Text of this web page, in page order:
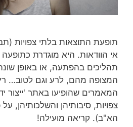
תופעת התוצאות בלתי צפויות
אי הוודאות. היא מוגדרת
תהליכים בהפתעה, או באופן
המצופה מהם, לרע וגם לטוב…
המאמרים שהופיעו באתר 'ייצור
צפויות, סיבותיהן והשלכותיהן,
הא"ב). קריאה מועילה!